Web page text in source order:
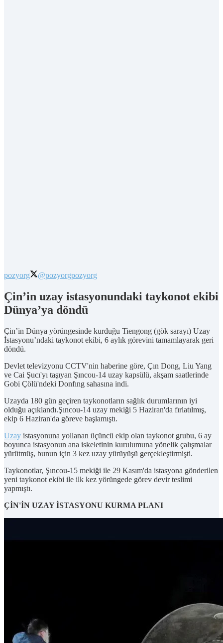
pozyorg @pozyorgpozyorg
Çin’in uzay istasyonundaki taykonot ekibi
Dünya’ya döndü
Çin’in Dünya yörüngesinde kurduğu Tiengong (gök sarayı) Uzay
İstasyonu’ndaki taykonot ekibi, 6 aylık görevini tamamlayarak geri
döndü.
Devlet televizyonu CCTV'nin haberine göre, Çın Dong, Liu Yang
ve Cai Şucı'yı taşıyan Şıncou-14 uzay kapsülü, akşam saatlerinde
Gobi Çölü'ndeki Donfıng sahasına indi.
Uzayda 180 gün geçiren taykonotların sağlık durumlarının iyi
olduğu açıklandı.Şıncou-14 uzay mekiği 5 Haziran'da fırlatılmış,
ekip 6 Haziran'da göreve başlamıştı.
Uzay istasyonuna yollanan üçüncü ekip olan taykonot grubu, 6 ay
boyunca istasyonun ana iskeletinin kurulumuna yönelik çalışmalar
yürütmüş, bunun için 3 kez uzay yürüyüşü gerçekleştirmişti.
Taykonotlar, Şıncou-15 mekiği ile 29 Kasım'da istasyona gönderilen
yeni taykonot ekibi ile ilk kez yörüngede görev devir teslimi
yapmıştı.
ÇİN'İN UZAY İSTASYONU KURMA PLANI